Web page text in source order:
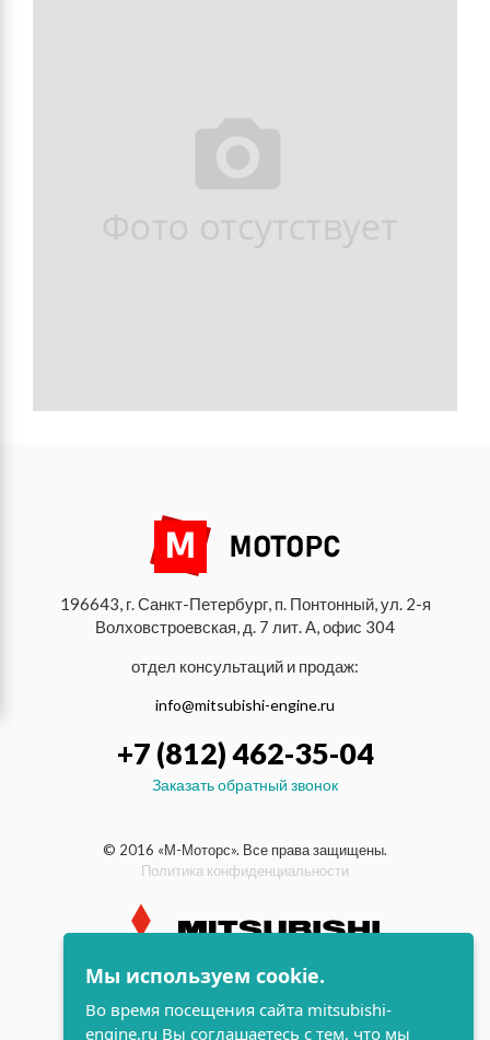
196643, г. Санкт-Петербург, п. Понтонный, ул. 2-я
Волховстроевская, д. 7 лит. А, офис 304
отдел консультаций и продаж:
info@mitsubishi-engine.ru
+7 (812) 462-35-04
Заказать обратный звонок
© 2016 «М-Моторс». Все права защищены.
Политика конфиденциальности
индустриальные и морские
дизельные двигатели Mitsubishi
Мы используем cookie.
Во время посещения сайта mitsubishi-
engine.ru Вы соглашаетесь с тем, что мы